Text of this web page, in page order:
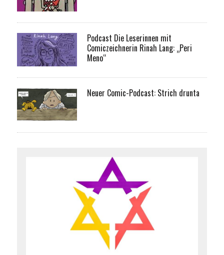
Podcast Die Leserinnen mit
Comiczeichnerin Rinah Lang: „Peri
Meno“
Neuer Comic-Podcast: Strich drunta